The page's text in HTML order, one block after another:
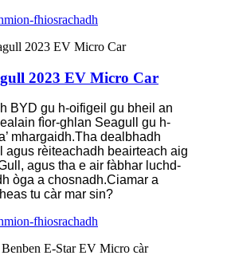
mion-fhiosrachadh
2023 EV Micro Car
BYD gu h-oifigeil gu bheil an
fìor-ghlan Seagull gu h-
mhargaidh.Tha dealbhadh
agus rèiteachadh beairteach aig
agus tha e air fàbhar luchd-
òga a chosnadh.Ciamar a
tu càr mar sin?
mion-fhiosrachadh